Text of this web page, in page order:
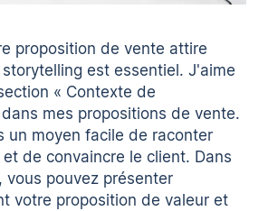
proposition de vente attire
est essentiel. J'aime
« Contexte de
mes propositions de vente.
un moyen facile de raconter
de convaincre le client. Dans
vous pouvez présenter
votre proposition de valeur et